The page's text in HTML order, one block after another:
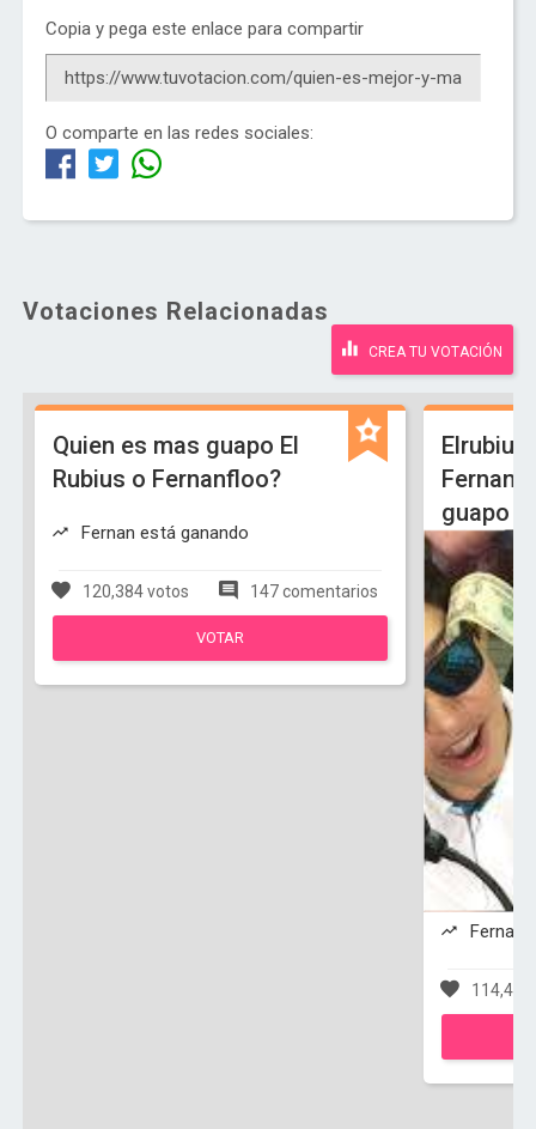
Copia y pega este enlace para compartir
O comparte en las redes sociales:
Votaciones Relacionadas
CREA TU VOTACIÓN
Quien es mas guapo El
Rubius o Fernanfloo?
Fernan está ganando
120,384 votos 147 comentarios
VOTAR
guapo
Fernan